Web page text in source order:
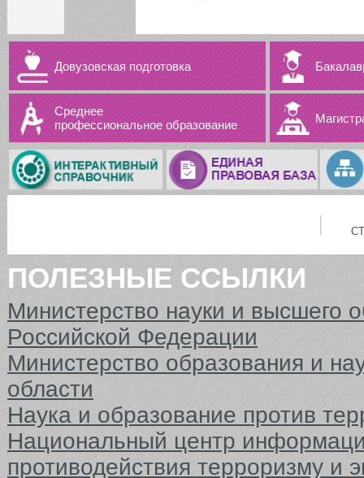
Довузовская подготовка
Среднее
профессиональное образование
ПОЛЕЗНЫЕ ССЫЛКИ
Министерство науки и высшего
Российской Федерации
Министерство образования и
области
Наука и образование против
Национальный центр
противодействия терроризму и